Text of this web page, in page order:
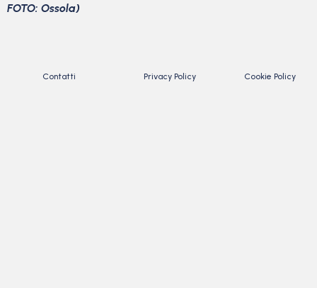
FOTO: Ossola)
Contatti Privacy Policy Cookie Policy